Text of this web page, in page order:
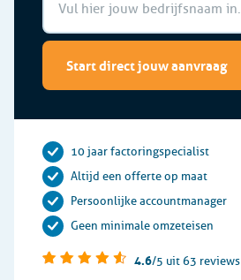
Start direct jouw aanvraag
10 jaar factoringspecialist
Altijd een offerte op maat
Persoonlijke accountmanager
Geen minimale omzeteisen
4.6/5 uit 63 reviews